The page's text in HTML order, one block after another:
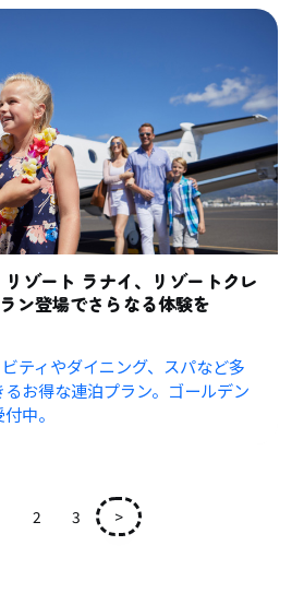
ゾート ラナイ、リゾートクレ
ン登場でさらなる体験を
ティやダイニング、スパなど多
お得な連泊プラン。ゴールデン
中。
2 3 >